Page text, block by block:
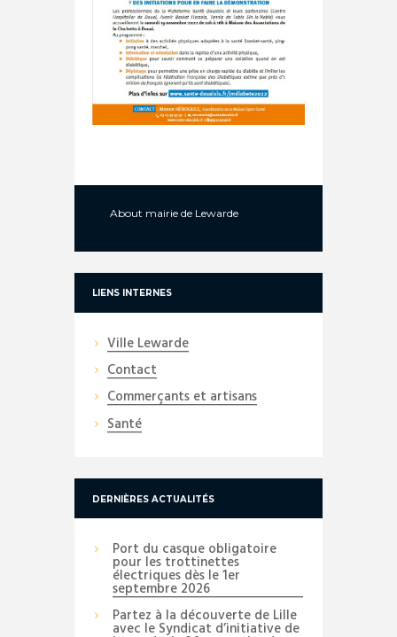
About mairie de Lewarde
LIENS INTERNES
Ville Lewarde
Contact
Commerçants et artisans
Santé
DERNIÈRES ACTUALITÉS
Port du casque obligatoire
pour les trottinettes
électriques dès le 1er
septembre 2026
Partez à la découverte de Lille
avec le Syndicat d’initiative de